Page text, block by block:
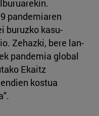
pandemiaren
buruzko kasu-
Zehazki, bere lan-
pandemia global
Ekaitz
kostua